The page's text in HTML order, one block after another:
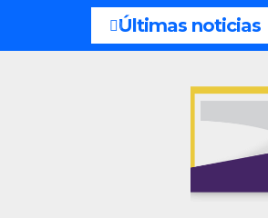
Últimas noticias
de San Lorenzo de Getxo reunirá a